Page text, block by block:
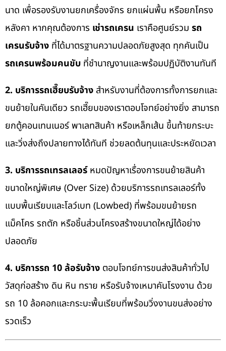
นาด เพื่อรองรับงานยกเครื่องจักร ยกแผ่นพื้น หรือยกโครง
หลังคา หากคุณต้องการ เช่ารถเครน เราคือศูนย์รวม รถ
เครนรับจ้าง ที่ได้มาตรฐานความปลอดภัยสูงสุด ทุกคันเป็น
รถเครนพร้อมคนขับ ที่ชำนาญงานและพร้อมปฏิบัติงานทันที
2. บริการรถเฮี๊ยบรับจ้าง สำหรับงานที่ต้องการทั้งการยกและ
ขนย้ายในคันเดียว รถเฮี๊ยบของเราตอบโจทย์อย่างยิ่ง สามารถ
ยกตู้คอนเทนเนอร์ พาเลทสินค้า หรือเหล็กเส้น ขึ้นท้ายกระบะ
และวิ่งส่งถึงปลายทางได้ทันที ช่วยลดต้นทุนและประหยัดเวลา
3. บริการรถเทรลเลอร์หมดปัญหาเรื่องการขนย้ายสินค้า
ขนาดใหญ่พิเศษ (Over Size) ด้วยบริการรถเทรลเลอร์ทั้ง
แบบพื้นเรียบและโลว์เบท (Lowbed) ที่พร้อมขนย้ายรถ
แม็คโคร รถตัก หรือชิ้นส่วนโครงสร้างขนาดใหญ่ได้อย่าง
ปลอดภัย
4. บริการรถ 10 ล้อรับจ้าง ตอบโจทย์การขนส่งสินค้าทั่วไป
วัสดุก่อสร้าง ดิน หิน ทราย หรือรับจ้างเหมาคันโรงงาน ด้วย
รถ 10 ล้อคอกและกระบะพื้นเรียบที่พร้อมวิ่งงานขนส่งอย่าง
รวดเร็ว